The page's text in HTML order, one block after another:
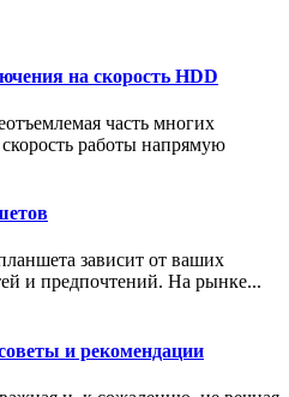
на скорость HDD
часть многих
работы напрямую
зависит от ваших
и предпочтений. На рынке...
и рекомендации